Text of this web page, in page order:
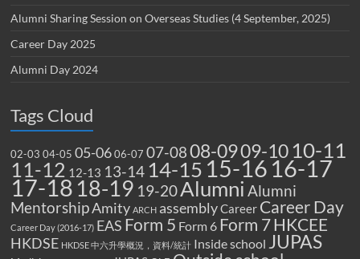
Alumni Sharing Session on Overseas Studies (4 September, 2025)
Career Day 2025
Alumni Day 2024
Tags Cloud
02-03 04-05 05-06 06-07 07-0808-0909-10 10-11
11-12 12-13 13-14 14-15 15-16 16-17
17-18 18-19 19-20Alumni Alumni
MentorshipAmity ARCH assemblyCareer Career Day
Career Day (2016-17) EAS Form 5 Form 6 Form 7HKCEE
HKDSE HKDSE 中六升學概況，資料/統計 Inside school JUPAS